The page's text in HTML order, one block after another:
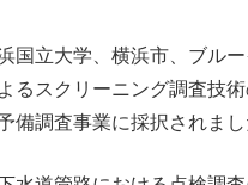
国立大学、横浜市、ブル
るスクリーニング調査技
備調査事業に採択されまし